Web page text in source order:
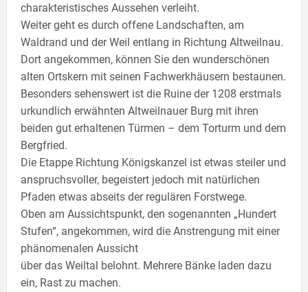
charakteristisches Aussehen verleiht.
Weiter geht es durch offene Landschaften, am
Waldrand und der Weil entlang in Richtung Altweilnau.
Dort angekommen, können Sie den wunderschönen
alten Ortskern mit seinen Fachwerkhäusern bestaunen.
Besonders sehenswert ist die Ruine der 1208 erstmals
urkundlich erwähnten Altweilnauer Burg mit ihren
beiden gut erhaltenen Türmen – dem Torturm und dem
Bergfried.
Die Etappe Richtung Königskanzel ist etwas steiler und
anspruchsvoller, begeistert jedoch mit natürlichen
Pfaden etwas abseits der regulären Forstwege.
Oben am Aussichtspunkt, den sogenannten „Hundert
Stufen“, angekommen, wird die Anstrengung mit einer
phänomenalen Aussicht
über das Weiltal belohnt. Mehrere Bänke laden dazu
ein, Rast zu machen.